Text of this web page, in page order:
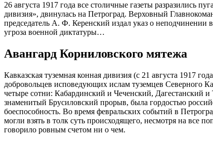
26 августа 1917 года все столичные газеты разразились
дивизия», двинулась на Петроград. Верховный
председатель А. Ф. Керенский издал указ о
угроза военной диктатуры…
Авангард Корниловского мятежа
Кавказская туземная конная дивизия (с 21 августа 1917
добровольцев исповедующих ислам туземцев Северного
четыре сотни: Кабардинский и Чеченский, Дагестанский
знаменитый Брусиловский прорыв, была гордостью
боеспособность. Во время февральских событий в
могли взять в толк суть происходящего, несмотря на все
говорило ровным счетом ни о чем.